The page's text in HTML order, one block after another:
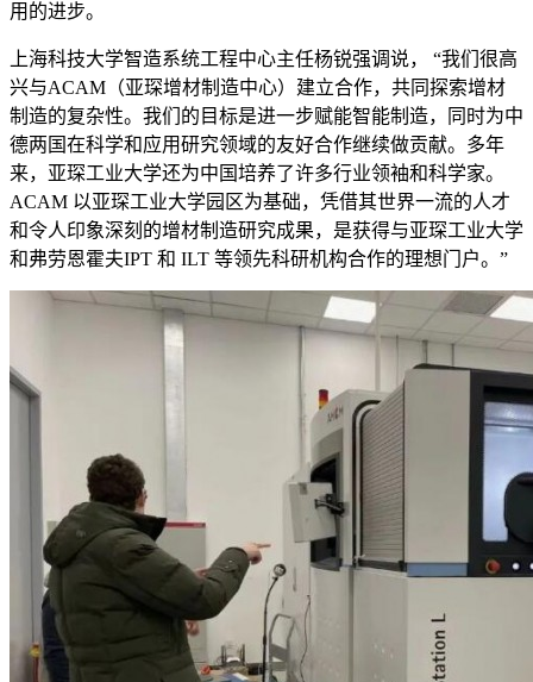
用的进步。
上海科技大学智造系统工程中心主任杨锐强调说， “我们很高
兴与ACAM（亚琛增材制造中心）建立合作，共同探索增材
制造的复杂性。我们的目标是进一步赋能智能制造，同时为中
德两国在科学和应用研究领域的友好合作继续做贡献。多年
来，亚琛工业大学还为中国培养了许多行业领袖和科学家。
ACAM 以亚琛工业大学园区为基础，凭借其世界一流的人才
和令人印象深刻的增材制造研究成果，是获得与亚琛工业大学
和弗劳恩霍夫IPT 和 ILT 等领先科研机构合作的理想门户。”